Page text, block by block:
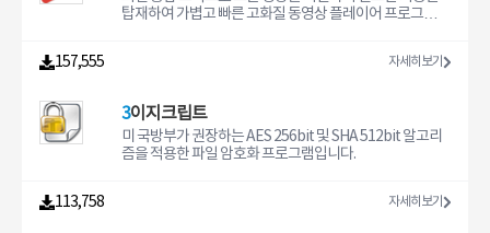
탑재하여 가볍고 빠른 고화질 동영상 플레이어 프로그램입
157,555
자세히보기
3이지크립트
미 국방부가 권장하는 AES 256bit 및 SHA 512bit 알고리
즘을 적용한 파일 암호화 프로그램입니다.
113,758 자세히보기